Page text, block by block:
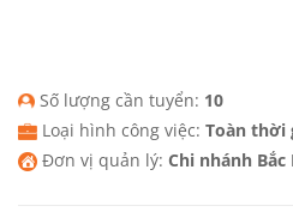
Số lượng cần tuyển: 10
Loại hình công việc: Toàn thời
Đơn vị quản lý: Chi nhánh Bắc